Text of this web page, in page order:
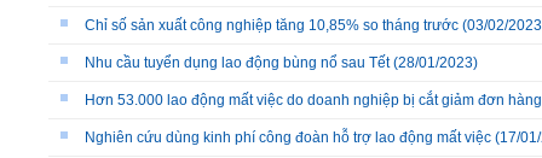
Chỉ số sản xuất công nghiệp tăng 10,85% so tháng trước (03/02/
Nhu cầu tuyển dụng lao động bùng nổ sau Tết(28/01/2023)
Hơn 53.000 lao động mất việc do doanh nghiệp bị cắt giảm đơn hàng
Nghiên cứu dùng kinh phí công đoàn hỗ trợ lao động mất việc (17/